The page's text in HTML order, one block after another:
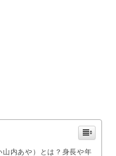
内あや）とは？身長や年